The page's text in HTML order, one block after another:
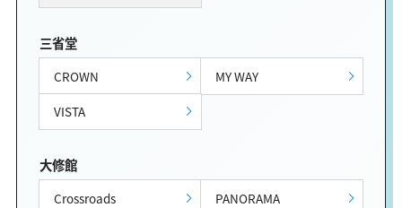
三省堂
CROWN
MY WAY
VISTA
大修館
Crossroads PANORAMA